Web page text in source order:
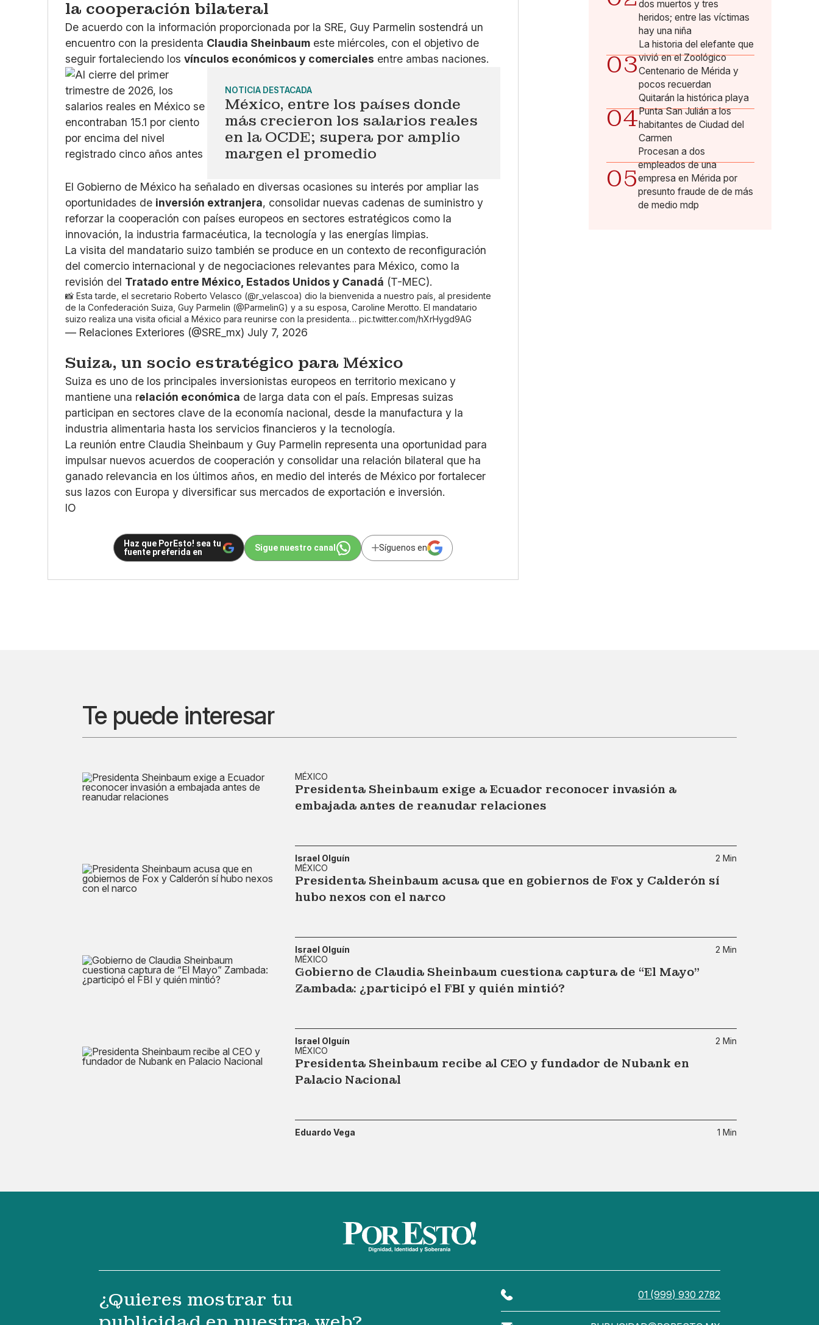
la cooperación bilateral
De acuerdo con la información proporcionada por la SRE, Guy Parmelin sostendrá un
encuentro con la presidenta Claudia Sheinbaum este miércoles, con el objetivo de
seguir fortaleciendo losvínculos económicos y comerciales entre ambas naciones.
NOTICIA DESTACADA
México, entre los países donde
más crecieron los salarios reales
en la OCDE; supera por amplio
margen el promedio
El Gobierno de México ha señalado en diversas ocasiones su interés por ampliar las
oportunidades de inversión extranjera, consolidar nuevas cadenas de suministro y
reforzar la cooperación con países europeos en sectores estratégicos como la
innovación, la industria farmacéutica, la tecnología y las energías limpias.
La visita del mandatario suizo también se produce en un contexto de reconfiguración
del comercio internacional y de negociaciones relevantes para México, como la
revisión del Tratado entre México, Estados Unidos y Canadá (T-MEC).
📸 Esta tarde, el secretario Roberto Velasco (@r_velascoa) dio la bienvenida a nuestro país, al presidente
de la Confederación Suiza, Guy Parmelin (@ParmelinG) y a su esposa, Caroline Merotto. El mandatario
suizo realiza una visita oficial a México para reunirse con la presidenta…pic.twitter.com/hXrHygd9AG
— Relaciones Exteriores (@SRE_mx) July 7, 2026
Suiza, un socio estratégico para México
Suiza es uno de los principales inversionistas europeos en territorio mexicano y
mantiene una relación económica de larga data con el país. Empresas suizas
participan en sectores clave de la economía nacional, desde la manufactura y la
industria alimentaria hasta los servicios financieros y la tecnología.
La reunión entre Claudia Sheinbaum y Guy Parmelin representa una oportunidad para
impulsar nuevos acuerdos de cooperación y consolidar una relación bilateral que ha
ganado relevancia en los últimos años, en medio del interés de México por fortalecer
sus lazos con Europa y diversificar sus mercados de exportación e inversión.
IO
Haz que PorEsto! sea tu
fuente preferida en
Sigue nuestro canal Síguenos en
dos muertos y tres
heridos; entre las víctimas
hay una niña
03
La historia del elefante que
vivió en el Zoológico
Centenario de Mérida y
pocos recuerdan
04
Quitarán la histórica playa
Punta San Julián a los
habitantes de Ciudad del
Carmen
05
Procesan a dos
empleados de una
empresa en Mérida por
presunto fraude de de más
de medio mdp
Te puede interesar
MÉXICO
Presidenta Sheinbaum exige a Ecuador reconocer invasión a
embajada antes de reanudar relaciones
Israel Olguín
2 Min
MÉXICO
Presidenta Sheinbaum acusa que en gobiernos de Fox y Calderón sí
hubo nexos con el narco
Israel Olguín
2 Min
MÉXICO
Gobierno de Claudia Sheinbaum cuestiona captura de “El Mayo”
Zambada: ¿participó el FBI y quién mintió?
Israel Olguín
2 Min
MÉXICO
Presidenta Sheinbaum recibe al CEO y fundador de Nubank en
Palacio Nacional
Eduardo Vega 1 Min
¿Quieres mostrar tu
01 (999) 930 2782